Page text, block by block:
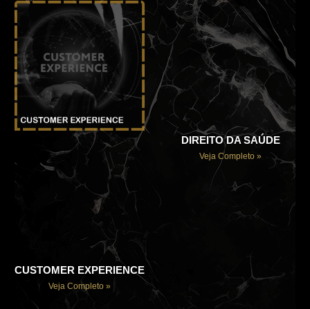
CUSTOMER EXPERIENCE
Veja Completo »
DIREITO DA SAÚDE
Veja Completo »